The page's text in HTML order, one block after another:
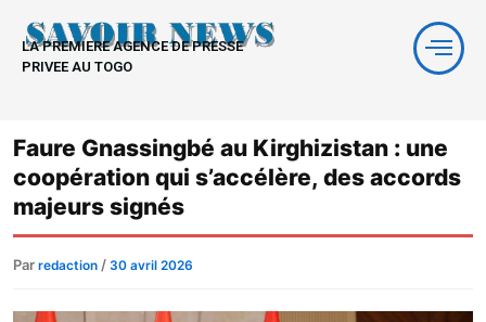
contenu
LA PREMIERE AGENCE DE PRESSE
PRIVEE AU TOGO
Faure Gnassingbé au Kirghizistan : une
coopération qui s’accélère, des accords
majeurs signés
Par redaction / 30 avril 2026